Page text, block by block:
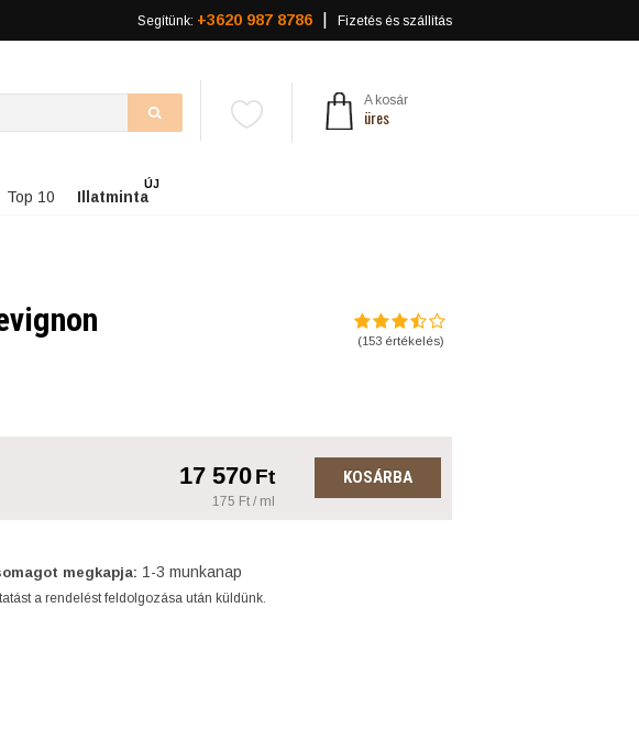
Segítünk: +3620 987 8786 Fizetés és szállítás
A kosár
üres
Top 10 Illatminta
ÚJ
(153értékelés)
17 570Ft
175 Ft / ml
KOSÁRBA
megkapja: 1-3 munkanap
a rendelést feldolgozása után küldünk.